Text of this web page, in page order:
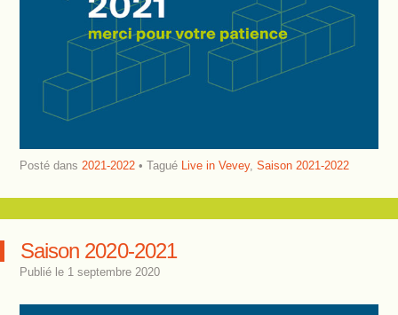
Posté dans 2021-2022 Tagué Live in Vevey, Saison 2021-2022
Saison 2020-2021
Publié le 1 septembre 2020